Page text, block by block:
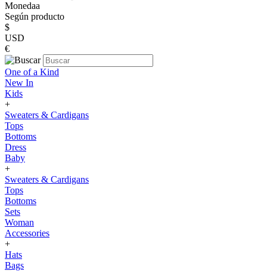
Monedaa
Según producto
$
USD
€
One of a Kind
New In
Kids
+
Sweaters & Cardigans
Tops
Bottoms
Dress
Baby
+
Sweaters & Cardigans
Tops
Bottoms
Sets
Woman
Accessories
+
Hats
Bags